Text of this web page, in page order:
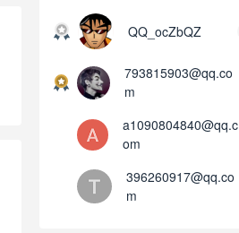
QQ_ocZbQZ
793815903@qq.co
m
a1090804840@qq.c
om
396260917@qq.co
m